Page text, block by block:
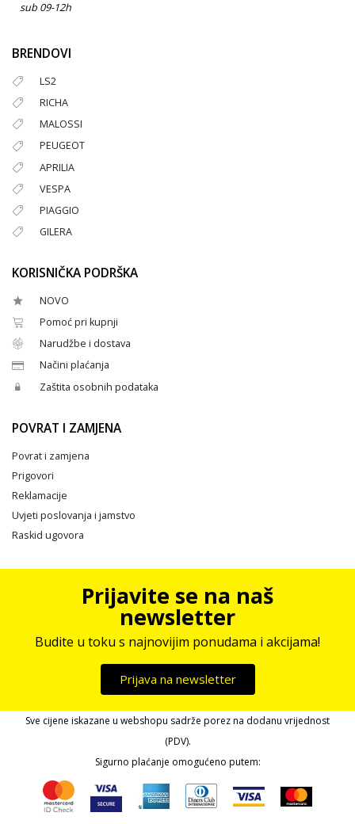
sub 09-12h
BRENDOVI
LS2
RICHA
MALOSSI
PEUGEOT
APRILIA
VESPA
PIAGGIO
GILERA
KORISNIČKA PODRŠKA
NOVO
Pomoć pri kupnji
Narudžbe i dostava
Načini plaćanja
Zaštita osobnih podataka
POVRAT I ZAMJENA
Povrat i zamjena
Prigovori
Reklamacije
Uvjeti poslovanja i jamstvo
Raskid ugovora
Prijavite se na naš
newsletter
Budite u toku s najnovijim ponudama i akcijama!
Prijava na newsletter
Sve cijene iskazane u webshopu sadrže porez na dodanu vrijednost
(PDV).
Sigurno plaćanje omogućeno putem: